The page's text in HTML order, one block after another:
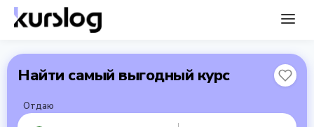
Найти самый выгодный курс
Отдаю